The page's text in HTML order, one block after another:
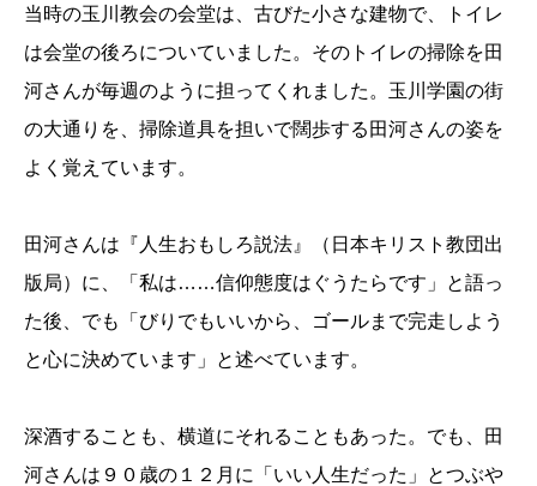
当時の玉川教会の会堂は、古びた小さな建物で、トイレ
は会堂の後ろについていました。そのトイレの掃除を田
河さんが毎週のように担ってくれました。玉川学園の街
の大通りを、掃除道具を担いで闊歩する田河さんの姿を
よく覚えています。
田河さんは『人生おもしろ説法』（日本キリスト教団出
版局）に、「私は……信仰態度はぐうたらです」と語っ
た後、でも「びりでもいいから、ゴールまで完走しよう
と心に決めています」と述べています。
深酒することも、横道にそれることもあった。でも、田
河さんは９０歳の１２月に「いい人生だった」とつぶや